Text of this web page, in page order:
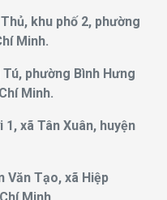
khu phố 2, phường
Minh.
phường Bình Hưng
Minh.
1, xã Tân Xuân, huyện
Văn Tạo, xã Hiệp